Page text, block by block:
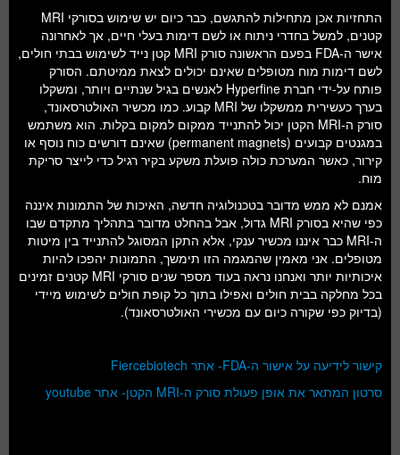
התחזיות אכן מתחילות להתגשם, כבר כיום יש שימוש בסורקי MRI
קטנים, למשל בחדרי ניתוח או לשם דימות בעלי חיים, אך לאחרונה
אישר ה-FDA בפעם הראשונה סורק MRI קטן נייד לשימוש בבתי חולים,
לשם דימות מוח מטופלים שאינם יכולים לצאת ממיטתם. הסורק
פותח על-ידי חברת Hyperfine לאנשים בגיל שנתיים ויותר, ומשקלו
בערך כעשירית ממשקלו של MRI קבוע. כמו מכשיר האולטרסאונד,
סורק ה-MRI הקטן יכול להתנייד ממקום למקום בקלות. הוא משתמש
במגנטים קבועים (permanent magnets) שאינם דורשים כוח נוסף או
קירור, כאשר המערכת כולה פועלת משקע בקיר רגיל כדי לייצר סריקת
מוח.
אמנם לא ממש מדובר בטכנולוגיה חדשה, האיכות של התמונות איננה
כפי שהיא בסורק MRI גדול, אבל בהחלט מדובר בתהליך מתקדם שבו
ה-MRI כבר איננו מכשיר ענקי, אלא התקן המסוגל להתנייד בין מיטות
מטופלים. אני מאמין שהמגמה הזו תימשך, התמונות יהפכו להיות
איכותיות יותר ואנחנו נראה בעוד מספר שנים סורקי MRI קטנים זמינים
בכל מחלקה בבית חולים ואפילו בתוך כל קופת חולים לשימוש מיידי
(בדיוק כפי שקורה כיום עם מכשירי האולטרסאונד).
קישור לידיעה על אישור ה-FDA- אתר Fiercebiotech
סרטון המתאר את אופן פעולת סורק ה-MRI הקטן- אתר youtube